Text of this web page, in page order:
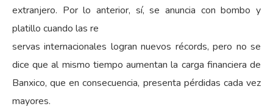
extranjero. Por lo anterior, sí, se anuncia con bombo y
platillo cuando las re
servas internacionales logran nuevos récords, pero no se
dice que al mismo tiempo aumentan la carga financiera de
Banxico, que en consecuencia, presenta pérdidas cada vez
mayores.